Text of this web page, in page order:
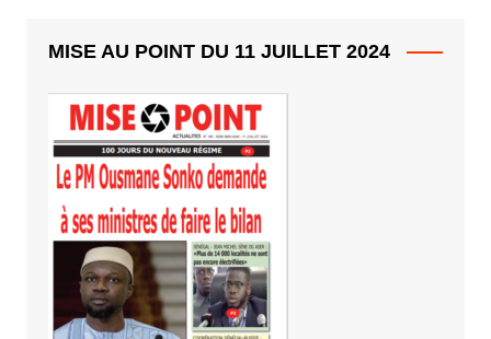
MISE AU POINT DU 11 JUILLET 2024